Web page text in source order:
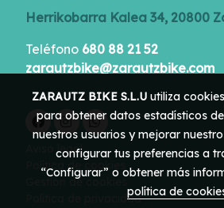
Herrikobarra Kalea 34, 20800
Teléfono 680 88 21 52
zarautzbike@zarautzbike.com
Aviso legal
Política de cookies
Gestión de cookies
Política de privacidad
ZARAUTZ BIKE S.L.Uutiliza
para obtener datos estadísticos
nuestros usuarios y mejorar
configurar tus preferencias a
“Configurar” o obtener más
política de